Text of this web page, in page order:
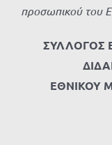
προσωπικού του
ΣΥΛΛΟΓΟΣ
ΕΘΝΙΚΟΥ